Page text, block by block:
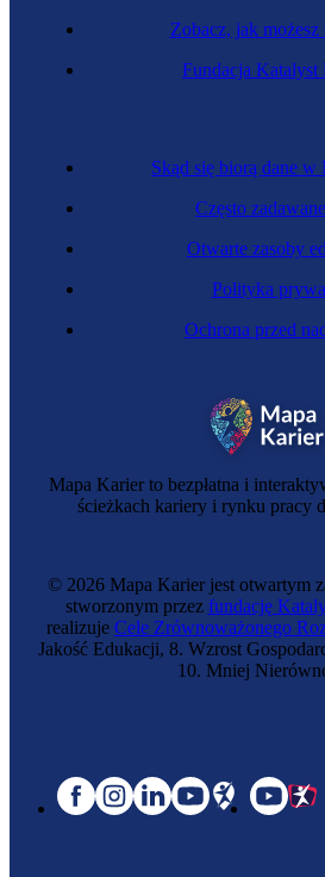
Mapa Karier to bezpłatna i
ścieżkach kariery i rynku pracy
Skąd się biorą dane
Często
Otwarte zasoby
Polityka
Ochrona przed
Zobacz, jak możesz
Fundacja Katalyst
© 2026 Mapa Karier jest otwartym
stworzonym przez fundację
realizuje Cele Zrównoważonego
Jakość Edukacji, 8. Wzrost
10. Mniej